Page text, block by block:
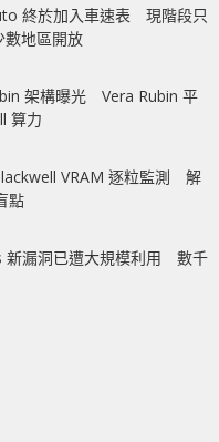
終於加入車速表 現階段只
數地區開放
架構曝光 Vera Rubin 平
算力
VRAM 逐粒監測 解
點
新漏洞已遭大規模利用 數千